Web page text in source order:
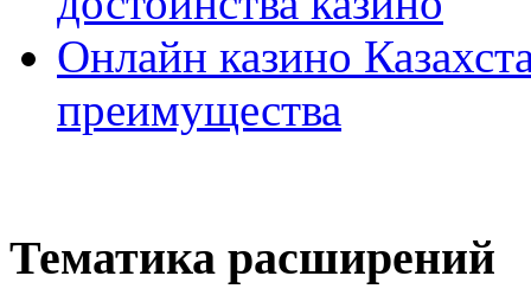
Онлайн казино
преимущества
Тематика расширений